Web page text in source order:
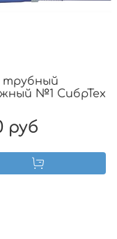
трубный
№1 СибрТех
руб